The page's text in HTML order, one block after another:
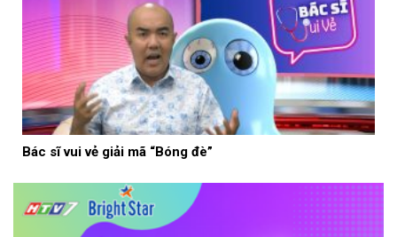
Bác sĩ vui vẻ giải mã “Bóng đè”